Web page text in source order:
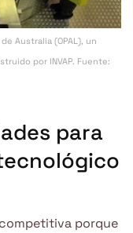
Australia (OPAL), un
por INVAP. Fuente:
para
porque